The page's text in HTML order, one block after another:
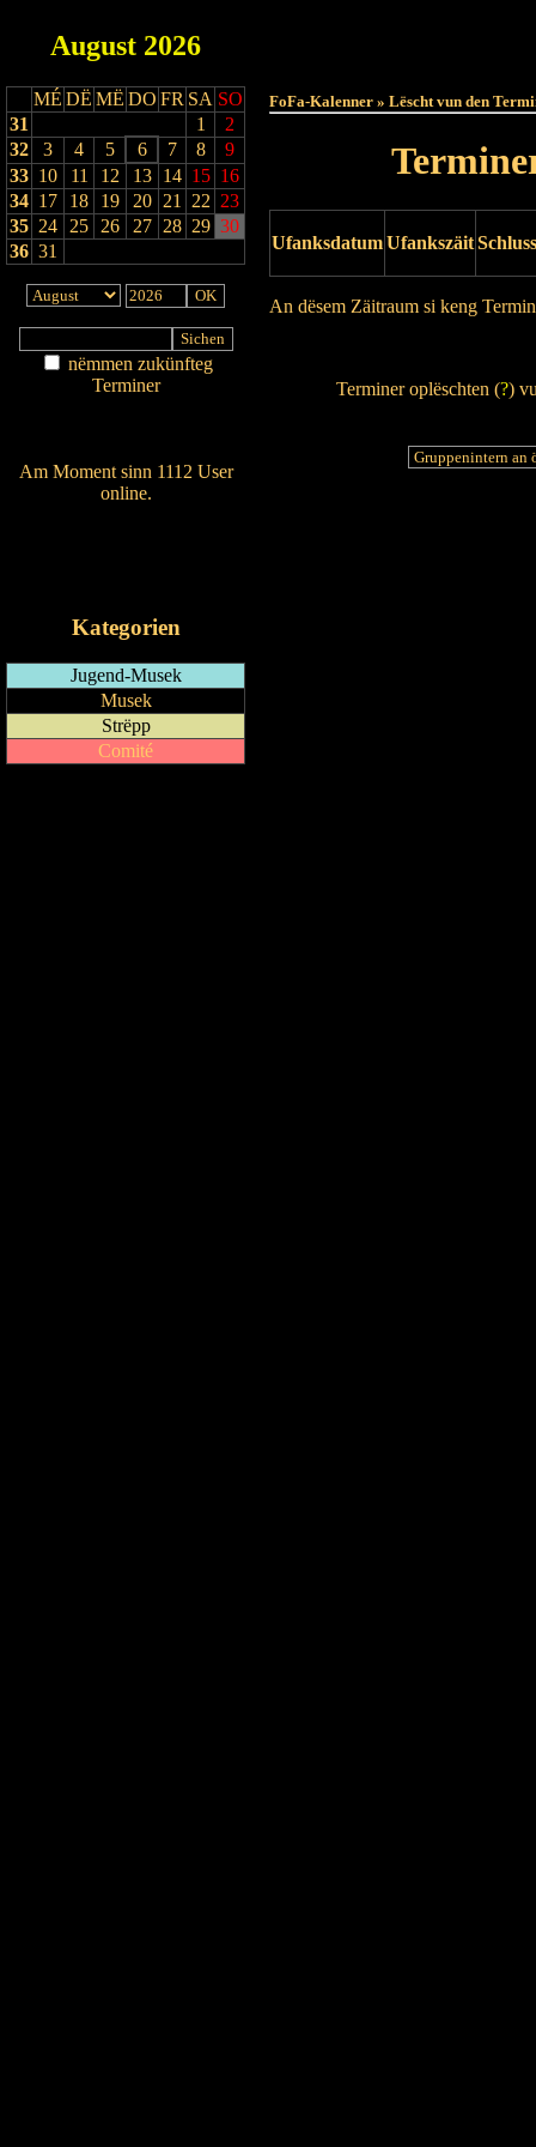
August 2026
MÉ DË MË DO FR SA SO
31
1
2
32
3 4 5 6 7 8
9
33 10 11 12 13 14 15 16
34 17 18 19 20 21 22 23
35 24 25 26 27 28 29 30
36 31
nëmmen zukünfteg
Terminer
Am Moment sinn 1112 User
online.
Kategorien
Jugend-Musek
Musek
Strëpp
Comité
FoFa-Kalenner » Lëscht vun den
UfanksdatumUfankszäit
An dësem Zäitraum si keng
Terminer oplëschten (?)